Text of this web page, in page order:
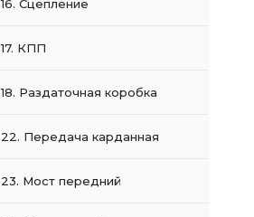
16. Сцепление
17. КПП
18. Раздаточная коробка
22. Передача карданная
23. Мост передний